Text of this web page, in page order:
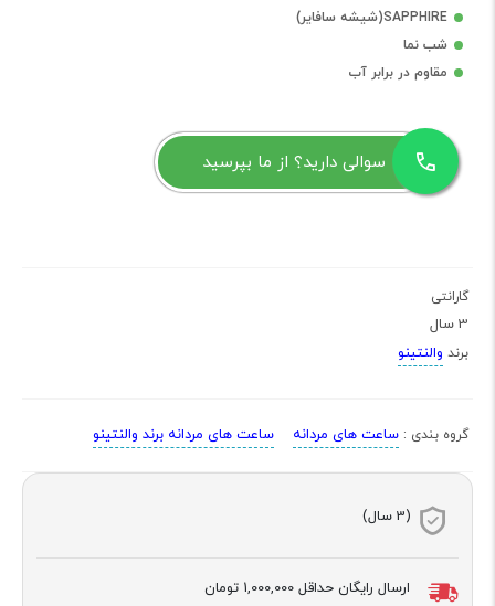
SAPPHIRE(شیشه سافایر)
شب نما
مقاوم در برابر آب
سوالی دارید؟ از ما بپرسید
گارانتی
3 سال
برند والنتینو
گروه بندی : ساعت های مردانه ساعت های مردانه برند والنتینو
(3 سال)
ارسال رایگان حداقل 1,000,000 تومان